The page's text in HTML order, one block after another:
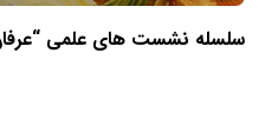
سلسله نشست های علمی